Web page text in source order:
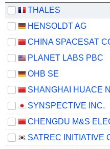
THALES
HENSOLDT AG
PLANET LABS PBC
OHB SE
SYNSPECTIVE INC.